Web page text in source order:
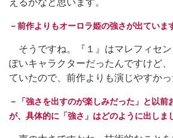
－前作よりもオーロラ姫の強さが出ていま
そうですね。『１』はマレフィセ
ぽいキャラクターだったんですけど
ていたので、前作よりも演じやすかっ
－「強さを出すのが楽しみだった」と以前
が、具体的に「強さ」はどのように出しま